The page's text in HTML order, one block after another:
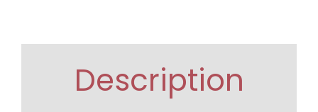
Description